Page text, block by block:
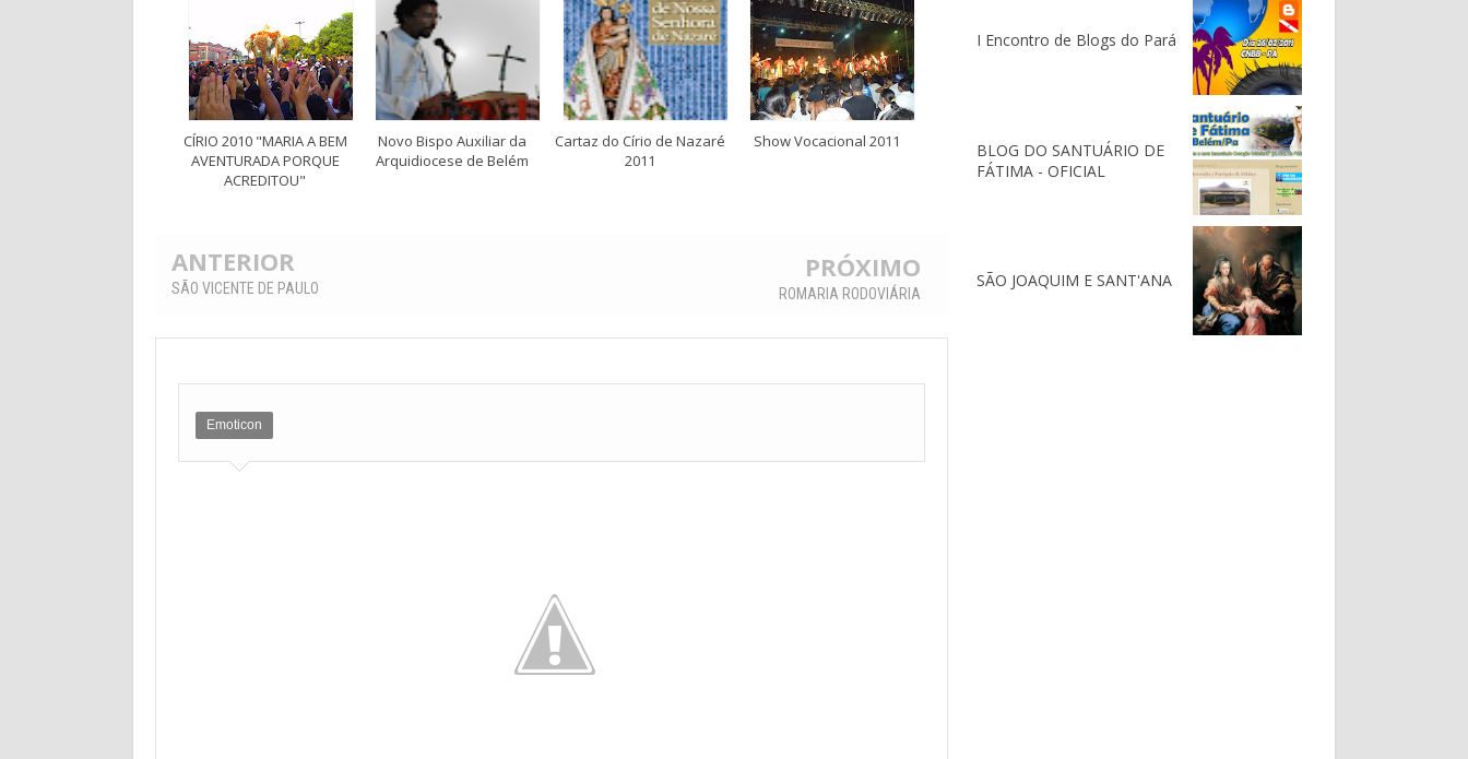
CÍRIO 2010 "MARIA A BEM
AVENTURADA PORQUE
ACREDITOU"
Novo Bispo Auxiliar da
Arquidiocese de Belém
Cartaz do Círio de Nazaré
2011
Show Vocacional 2011
ANTERIOR
SÃO VICENTE DE PAULO
PRÓXIMO
ROMARIA RODOVIÁRIA
Emoticon
I Encontro de Blogs do Pará
BLOG DO SANTUÁRIO DE
FÁTIMA - OFICIAL
SÃO JOAQUIM E SANT'ANA